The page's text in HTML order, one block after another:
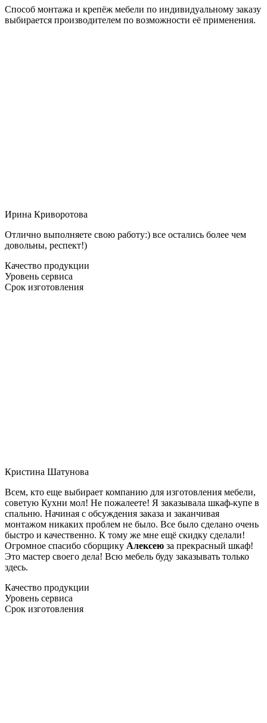
Способ монтажа и крепёж мебели по индивидуальному заказу
выбирается производителем по возможности её применения.
Ирина Криворотова
Отлично выполняете свою работу:) все остались более чем
довольны, респект!)
Качество продукции
Уровень сервиса
Срок изготовления
Кристина Шатунова
Всем, кто еще выбирает компанию для изготовления мебели,
советую Кухни мол! Не пожалеете! Я заказывала шкаф-купе в
спальню. Начиная с обсуждения заказа и заканчивая
монтажом никаких проблем не было. Все было сделано очень
быстро и качественно. К тому же мне ещё скидку сделали!
Огромное спасибо сборщику Алексею за прекрасный шкаф!
Это мастер своего дела! Всю мебель буду заказывать только
здесь.
Качество продукции
Уровень сервиса
Срок изготовления